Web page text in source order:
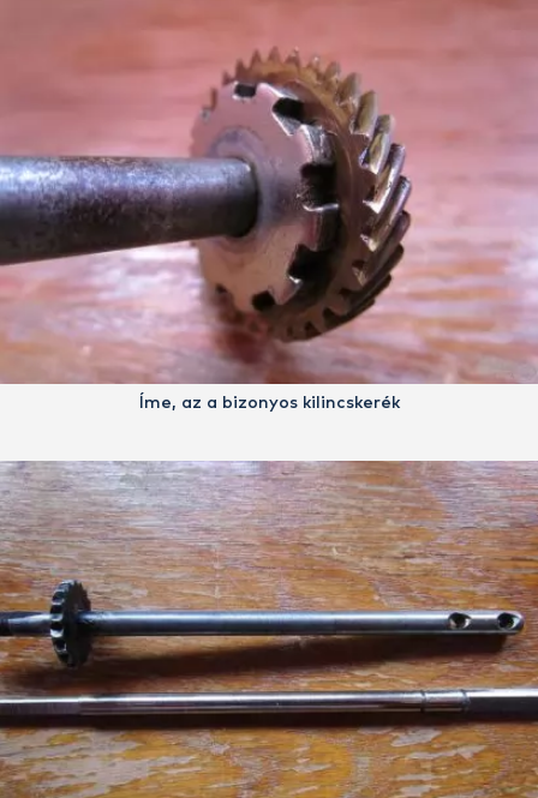
Íme, az a bizonyos kilincskerék